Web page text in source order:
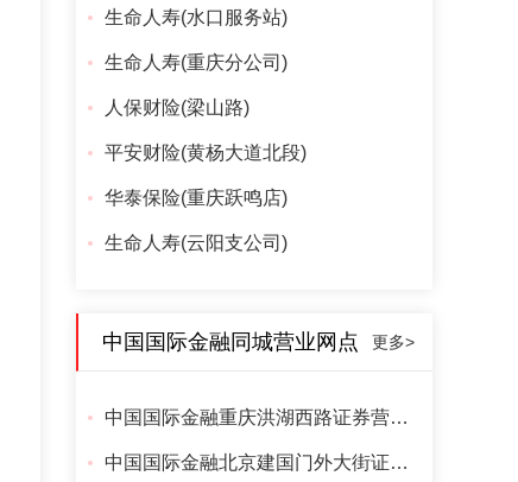
生命人寿(水口服务站)
生命人寿(重庆分公司)
人保财险(梁山路)
平安财险(黄杨大道北段)
华泰保险(重庆跃鸣店)
生命人寿(云阳支公司)
中国国际金融同城营业网点 更多>
中国国际金融重庆洪湖西路证券营业部
中国国际金融北京建国门外大街证券营业部